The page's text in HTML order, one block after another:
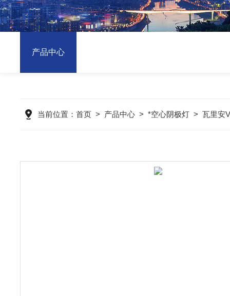
产品中心
当前位置： 首页 > 产品中心 > *空心阴极灯 > 瓦里安